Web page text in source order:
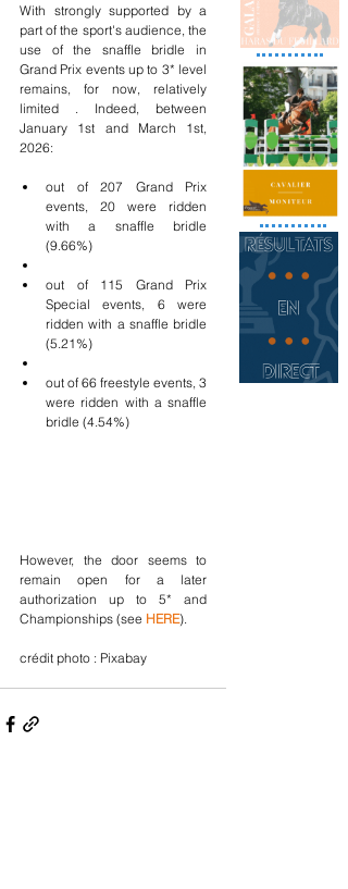
With strongly supported by a
part of the sport's audience, the
use of the snaffle bridle in
Grand Prix events up to 3* level
remains, for now, relatively
limited . Indeed, between
January 1st and March 1st,
2026:
out of 207 Grand Prix
events, 20 were ridden
with a snaffle bridle
(9.66%)
out of 115 Grand Prix
Special events, 6 were
ridden with a snaffle bridle
(5.21%)
out of 66 freestyle events, 3
were ridden with a snaffle
bridle (4.54%)
However, the door seems to
remain open for a later
authorization up to 5* and
Championships (see HERE).
crédit photo : Pixabay